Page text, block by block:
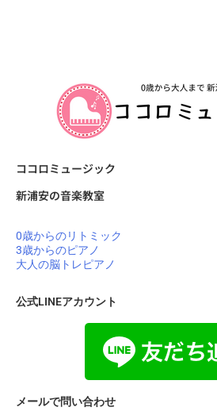
ココロミュージック
新浦安の音楽教室
0歳からのリトミック
3歳からのピアノ
大人の脳トレピアノ
公式LINEアカウント
メールで問い合わせ